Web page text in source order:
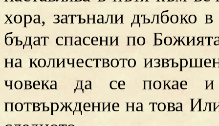
хора, затънали дълбоко
бъдат спасени по
на количеството
човека да се покае
потвърждение на това